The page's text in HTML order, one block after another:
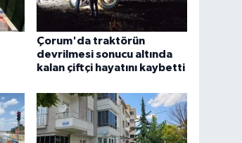
Çorum'da traktörün
devrilmesi sonucu altında
kalan çiftçi hayatını kaybetti